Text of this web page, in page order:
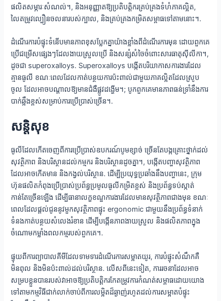
ផលិតសម្ភារៈសំណល់។, និងអនុញ្ញាតឱ្យប្រតិបត្តិករគ្រប់គ្រងទំហំភាគល្អិត,
លៃតម្រូវល្បឿនចលនារបស់ក្បាល, និងគ្រប់គ្រងកម្រិតសម្ពាធទៅតាមនោះ។.
ដំណើរការបំផ្ទុះទំនើបមានភាពខុសប្លែកគ្នាយ៉ាងខ្លាំងពីដំណើរការមុន ដោយពួកគេ
ប្រើជម្រើសផ្សេងៗដែលងាយស្រួលប្រើ និងសន្សំសំចៃចំពោះសារធាតុស៊ីលីកា។,
ដូចជា superoxalloys. Superoxalloys បង្កើតបរិយាកាសការងារដែល
គ្មានធូលី ខណៈពេលដែលកាត់បន្ថយការប៉ះពាល់ជាមួយភាគល្អិតដែលស្រូប
ចូល ដែលអាចបណ្តាលឱ្យមានជំងឺផ្លូវដង្ហើម។; បូកពួកគេមានភាពធន់ទ្រាំនឹងការ
បាក់ឆ្អឹងខ្ពស់សម្រាប់ការប្រើប្រាស់ច្រើន។.
សន្ដិសុខ
ធូលីដែលកើតចេញពីការប្រើប្រាស់ឧបករណ៍បូមខ្សាច់ ច្រើនតែបង្កគ្រោះថ្នាក់ដល់
សុវត្ថិភាព និងបរិស្ថានដល់កម្មករ និងបរិស្ថានដូចគ្នា។, បង្កើតបញ្ហាសុវត្ថិភាព
ដែលអាចកើតមាន និងកង្វល់បរិស្ថាន. ដើម្បីប្រយុទ្ធប្រឆាំងនឹងបញ្ហានេះ, ក្រុម
ហ៊ុនផលិតកំពុងប្រើប្រាស់ប្រព័ន្ធប្រមូលធូលីកម្រិតខ្ពស់ និងប្រព័ន្ធទប់ស្កាត់
កាន់តែច្រើនឡើង ដើម្បីធានាលក្ខខណ្ឌការងារដែលមានសុវត្ថិភាពជាងមុន ខណៈ
ពេលដែលផ្តល់ជូននូវមួកសុវត្ថិភាពផ្ទុះ ergonomic ជាមួយនឹងប្រព័ន្ធទំនាក់
ទំនងកាត់បន្ថយសំលេងរំខាន ដើម្បីបង្កើនភាពងាយស្រួល និងផលិតភាពក្នុង
ចំណោមកម្លាំងពលកម្មរបស់ពួកគេ។.
ផ្ទុយពីការព្យាបាលគីមីដែលទាមទារដំណើរការសម្អាតយូរ, ការបំផ្ទុះសំណឹកគឺ
មិនពុល និងមិនប៉ះពាល់ដល់បរិស្ថាន. លើសពីនេះទៀត, ការរចនាដែលអាច
សម្របខ្លួនបានរបស់វាអាចឱ្យប្រតិបត្តិករកែតម្រូវការកំណត់សម្ពាធដោយយោង
ទៅតាមកម្មវិធីជាក់លាក់ចាប់ពីការលម្អិតដ៏ឆ្ងាញ់រហូតដល់ការសម្អាតបំផ្ទុះ